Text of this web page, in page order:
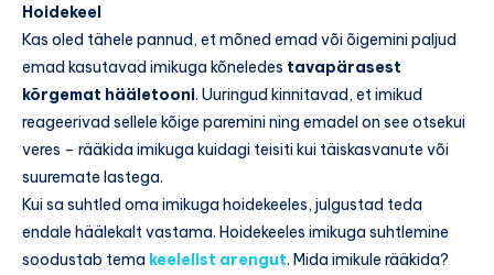
Hoidekeel
Kas oled tähele pannud, et mõned emad või õigemini paljud
emad kasutavad imikuga kõneledes tavapärasest
kõrgemat hääletooni. Uuringud kinnitavad, et imikud
reageerivad sellele kõige paremini ning emadel on see otsekui
veres – rääkida imikuga kuidagi teisiti kui täiskasvanute või
suuremate lastega.
Kui sa suhtled oma imikuga hoidekeeles, julgustad teda
endale häälekalt vastama. Hoidekeeles imikuga suhtlemine
soodustab tema keelelist arengut. Mida imikule rääkida?